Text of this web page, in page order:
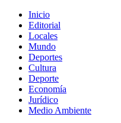
Inicio
Editorial
Locales
Mundo
Deportes
Cultura
Deporte
Economía
Jurídico
Medio Ambiente